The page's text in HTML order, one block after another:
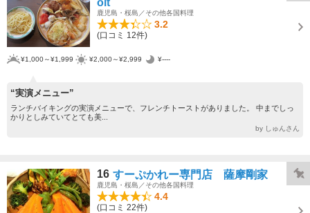
鹿児島・桜島／その他各国料理
3.2
(口コミ 12件)
¥1,000～¥1,999 ¥2,000～¥2,999 ¥----
“実演メニュー”
ランチバイキングの実演メニューで、フレンチトーストがありました。 中までしっ
かりとしみていてとても美...
by しゅんさん
16 すーぷかれー専門店 薩摩剛家
鹿児島・桜島／その他各国料理
4.4
(口コミ 22件)